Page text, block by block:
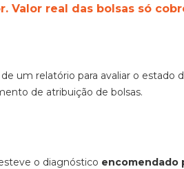
Valor real das bolsas só
um relatório para avaliar o estado
de atribuição de bolsas.
o diagnóstico encomendado